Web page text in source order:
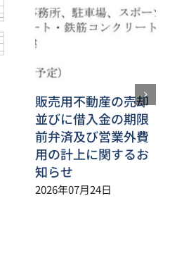
販売用不動産の売却
並びに借入金の期限
前弁済及び営業外費
用の計上に関するお
知らせ
2026年07月24日